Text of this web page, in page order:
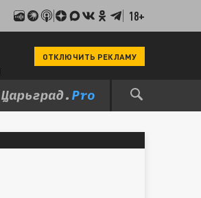
18+
ОТКЛЮЧИТЬ РЕКЛАМУ